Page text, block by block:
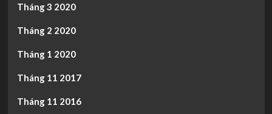
Tháng 3 2020
Tháng 2 2020
Tháng 1 2020
Tháng 11 2017
Tháng 11 2016